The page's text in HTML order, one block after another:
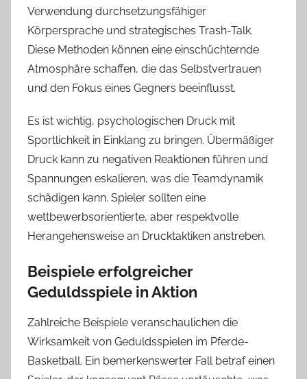
Verwendung durchsetzungsfähiger
Körpersprache und strategisches Trash-Talk.
Diese Methoden können eine einschüchternde
Atmosphäre schaffen, die das Selbstvertrauen
und den Fokus eines Gegners beeinflusst.
Es ist wichtig, psychologischen Druck mit
Sportlichkeit in Einklang zu bringen. Übermäßiger
Druck kann zu negativen Reaktionen führen und
Spannungen eskalieren, was die Teamdynamik
schädigen kann. Spieler sollten eine
wettbewerbsorientierte, aber respektvolle
Herangehensweise an Drucktaktiken anstreben.
Beispiele erfolgreicher
Geduldsspiele in Aktion
Zahlreiche Beispiele veranschaulichen die
Wirksamkeit von Geduldsspielen im Pferde-
Basketball. Ein bemerkenswerter Fall betraf einen